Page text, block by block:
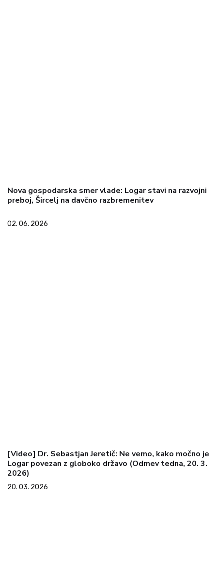
Nova gospodarska smer vlade: Logar stavi na razvojni
preboj, Šircelj na davčno razbremenitev
02. 06. 2026
[Video] Dr. Sebastjan Jeretič: Ne vemo, kako močno je
Logar povezan z globoko državo (Odmev tedna, 20. 3.
2026)
20. 03. 2026